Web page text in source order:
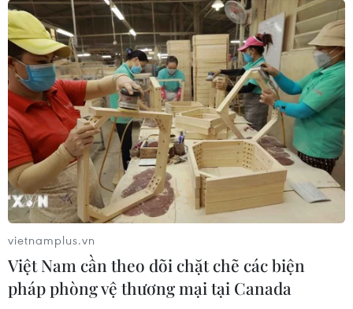
Nga, Mỹ đối thoại về chống khủng bố,
Afghanistan và Triều Tiên
vietnamplus.vn
Việt Nam cần theo dõi chặt chẽ các biện
pháp phòng vệ thương mại tại Canada